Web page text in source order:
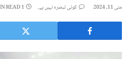
مئی 11, 2024 کوئی تبصرہ نہیں ہے۔ 1 MIN READ